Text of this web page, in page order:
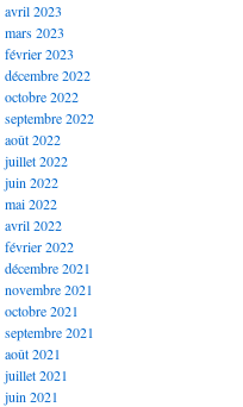
avril 2023
mars 2023
février 2023
décembre 2022
octobre 2022
septembre 2022
août 2022
juillet 2022
juin 2022
mai 2022
avril 2022
février 2022
décembre 2021
novembre 2021
octobre 2021
septembre 2021
août 2021
juillet 2021
juin 2021